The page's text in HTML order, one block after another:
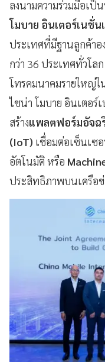
ลงนามความร่วมมือเ
โมบาย อินเตอร์เนชั่น
ประเทศที่มีฐานลูกค้า
กว่า 36 ประเทศทั่วโล
โทรคมนาคมรายใหญ่
ไชน่า โมบาย อินเตอร์
สร้างแพลตฟอร์มอัจฉ
(IoT) เชื่อมต่อเซ็นเซ
อัตโนมัติ หรือ
ประสิทธิภาพบนเครือข่